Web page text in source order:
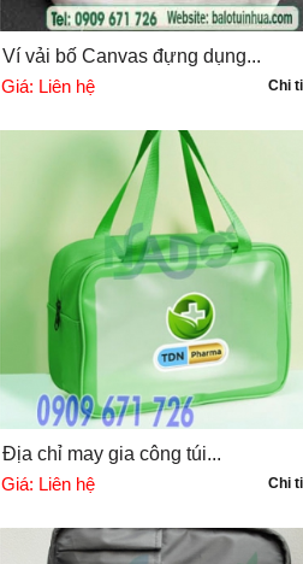
Ví vải bố Canvas đựng dụng...
Chi
Giá: Liên hệ
Địa chỉ may gia công túi...
Chi
Giá: Liên hệ